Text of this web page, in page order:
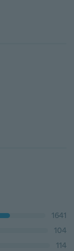
1641
104
114